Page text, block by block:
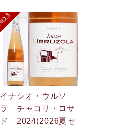
イナシオ・ウルソ
ラ チャコリ・ロサ
ド 2024(2026夏セ